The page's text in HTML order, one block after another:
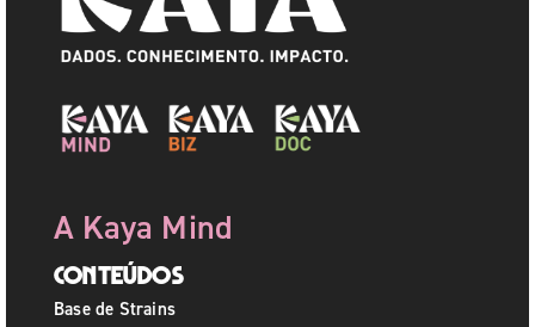
A Kaya Mind
Conteúdos
Base de Strains